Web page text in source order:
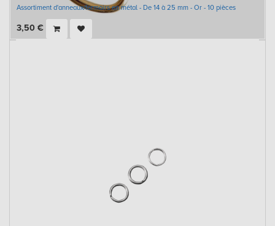
Assortiment d'anneaux/fermoirs en métal - De 14 à 25 mm - Or - 10 pièces
3,50 €